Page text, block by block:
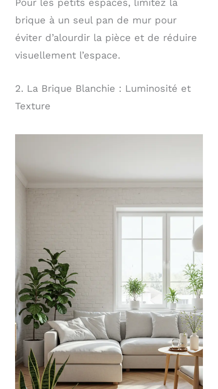
brique à un seul pan de mur pour
éviter d’alourdir la pièce et de réduire
visuellement l’espace.
2. La Brique Blanchie : Luminosité et
Texture